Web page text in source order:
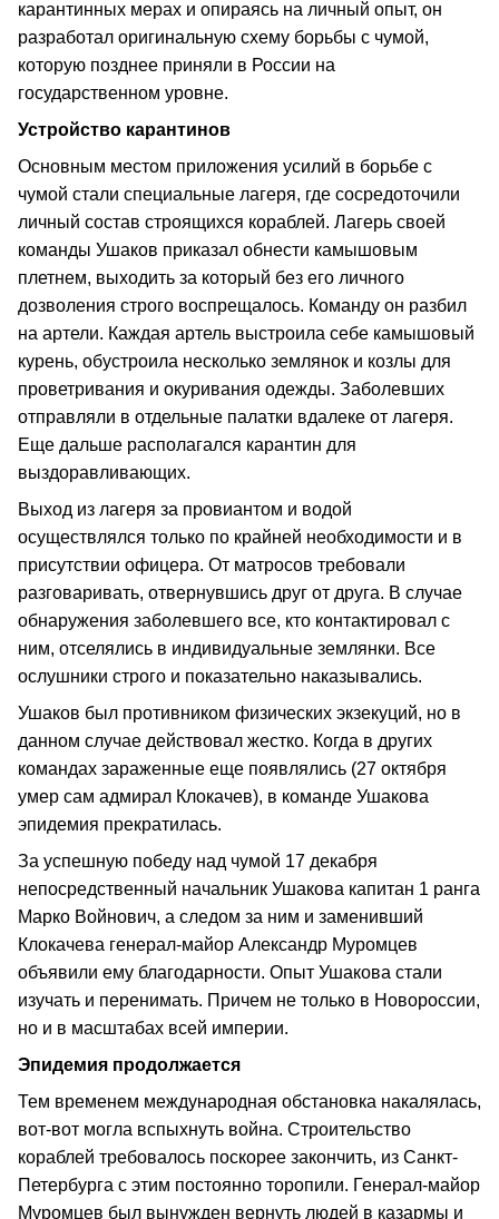
карантинных мерах и опираясь на личный опыт, он
разработал оригинальную схему борьбы с чумой,
которую позднее приняли в России на
государственном уровне.
Устройство карантинов
Основным местом приложения усилий в борьбе с
чумой стали специальные лагеря, где сосредоточили
личный состав строящихся кораблей. Лагерь своей
команды Ушаков приказал обнести камышовым
плетнем, выходить за который без его личного
дозволения строго воспрещалось. Команду он разбил
на артели. Каждая артель выстроила себе камышовый
курень, обустроила несколько землянок и козлы для
проветривания и окуривания одежды. Заболевших
отправляли в отдельные палатки вдалеке от лагеря.
Еще дальше располагался карантин для
выздоравливающих.
Выход из лагеря за провиантом и водой
осуществлялся только по крайней необходимости и в
присутствии офицера. От матросов требовали
разговаривать, отвернувшись друг от друга. В случае
обнаружения заболевшего все, кто контактировал с
ним, отселялись в индивидуальные землянки. Все
ослушники строго и показательно наказывались.
Ушаков был противником физических экзекуций, но в
данном случае действовал жестко. Когда в других
командах зараженные еще появлялись (27 октября
умер сам адмирал Клокачев), в команде Ушакова
эпидемия прекратилась.
За успешную победу над чумой 17 декабря
непосредственный начальник Ушакова капитан 1 ранга
Марко Войнович, а следом за ним и заменивший
Клокачева генерал-майор Александр Муромцев
объявили ему благодарности. Опыт Ушакова стали
изучать и перенимать. Причем не только в Новороссии,
но и в масштабах всей империи.
Эпидемия продолжается
Тем временем международная обстановка накалялась,
вот-вот могла вспыхнуть война. Строительство
кораблей требовалось поскорее закончить, из Санкт-
Петербурга с этим постоянно торопили. Генерал-майор
Муромцев был вынужден вернуть людей в казармы и